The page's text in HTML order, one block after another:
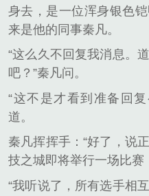
身去，是一位浑身银色
来是他的同事秦凡。
“这么久不回复我消息。
吧？”秦凡问。
“这不是才看到准备回
道。
秦凡挥挥手：“好了，说
技之城即将举行一场比赛
“我听说了，所有选手相